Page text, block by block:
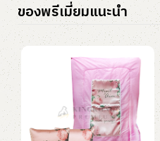
ของพรีเมี่ยมแนะนำ